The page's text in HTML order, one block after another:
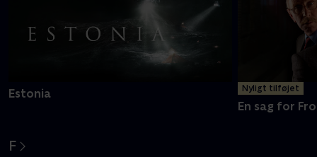
Estonia Nyligt tilføjet
En sag for
F